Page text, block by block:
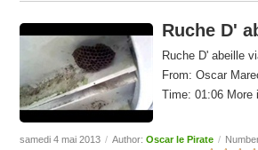
Ruche D'
Ruche D' abeille
From: Oscar
Time: 01:06 More
samedi 4 mai 2013 / Author:Oscar le Pirate /